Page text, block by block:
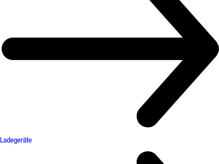
Ladegeräte